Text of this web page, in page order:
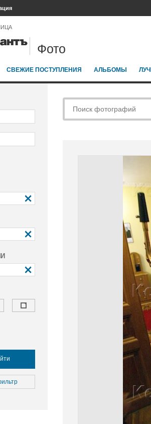
Фото
СВЕЖИЕ ПОСТУПЛЕНИЯ АЛЬБОМЫ
отдых